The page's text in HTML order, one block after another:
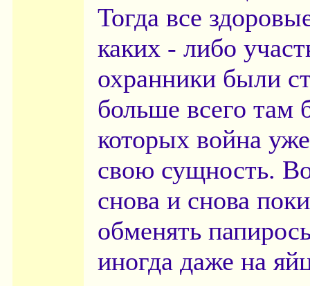
Тогда все
каких - либо
охранники были
больше всего там
которых война
свою сущность.
снова и снова
обменять
иногда даже на